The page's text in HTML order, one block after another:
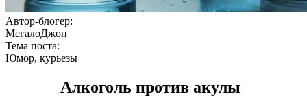
Автор-блогер:
МегалоДжон
Тема поста:
Юмор, курьезы
Алкоголь против акулы